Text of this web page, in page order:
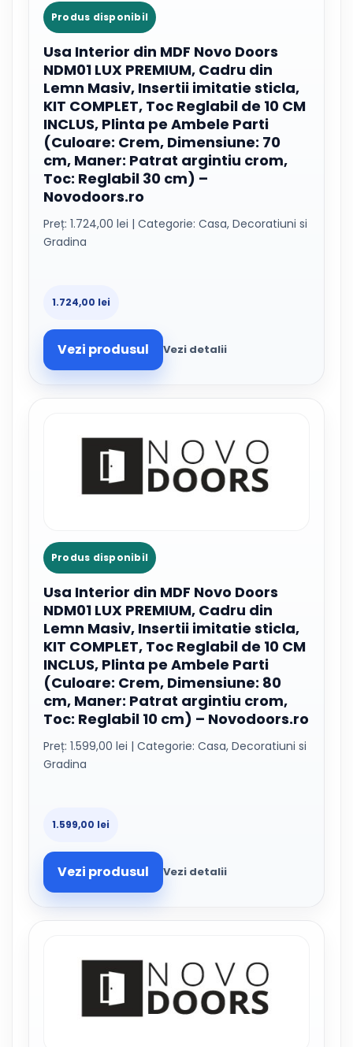
Produs disponibil
Usa Interior din MDF Novo Doors
NDM01 LUX PREMIUM, Cadru din
Lemn Masiv, Insertii imitatie sticla,
KIT COMPLET, Toc Reglabil de 10 CM
INCLUS, Plinta pe Ambele Parti
(Culoare: Crem, Dimensiune: 70
cm, Maner: Patrat argintiu crom,
Toc: Reglabil 30 cm) –
Novodoors.ro
Preț: 1.724,00 lei | Categorie: Casa, Decoratiuni si
Gradina
1.724,00 lei
Vezi produsul Vezi detalii
Produs disponibil
Usa Interior din MDF Novo Doors
NDM01 LUX PREMIUM, Cadru din
Lemn Masiv, Insertii imitatie sticla,
KIT COMPLET, Toc Reglabil de 10 CM
INCLUS, Plinta pe Ambele Parti
(Culoare: Crem, Dimensiune: 80
cm, Maner: Patrat argintiu crom,
Toc: Reglabil 10 cm) – Novodoors.ro
Preț: 1.599,00 lei | Categorie: Casa, Decoratiuni si
Gradina
1.599,00 lei
Vezi produsul Vezi detalii